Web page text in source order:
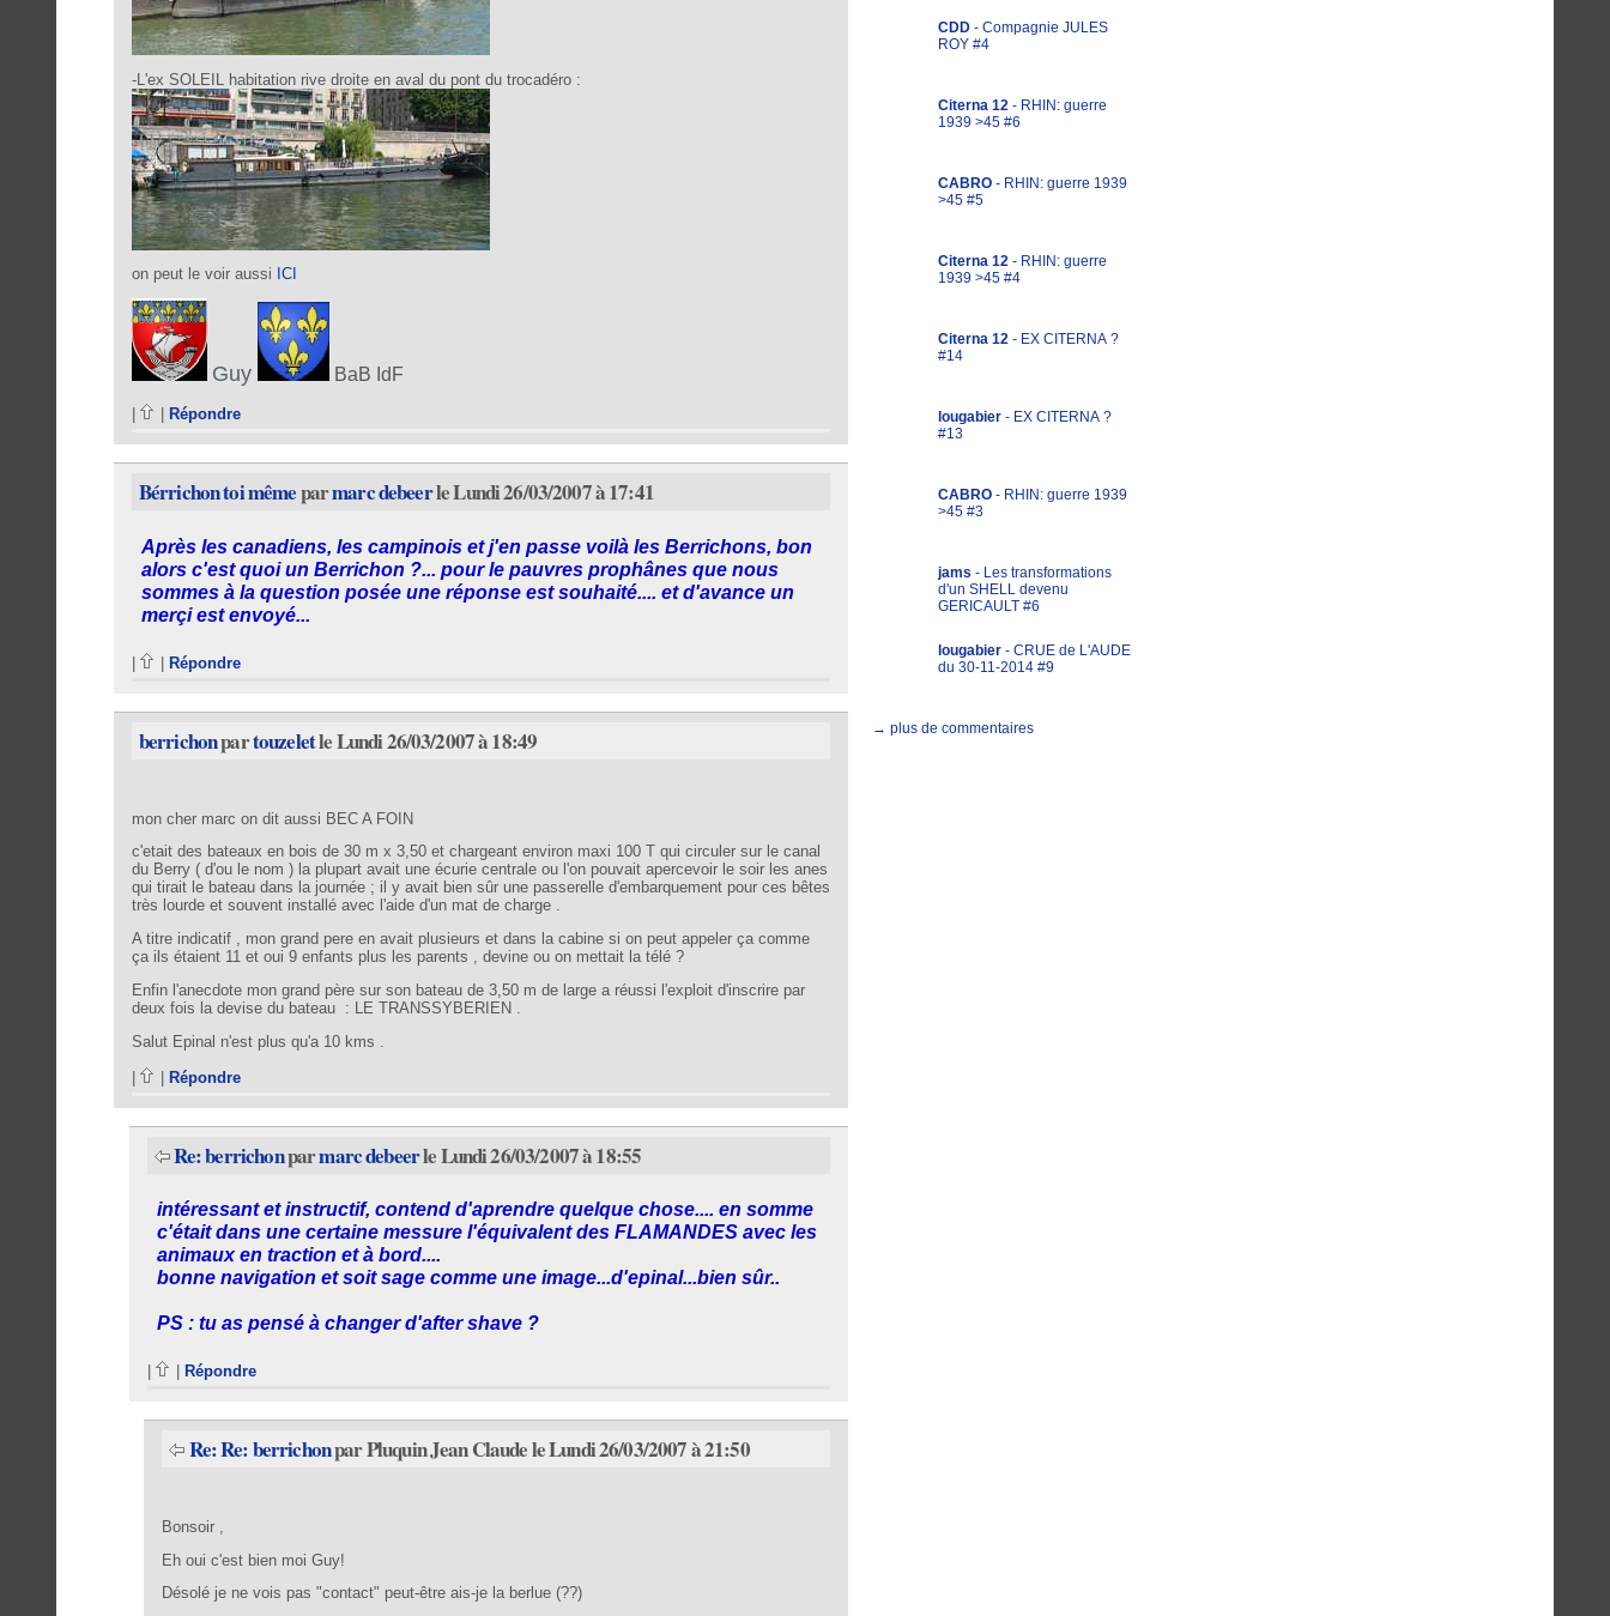
-L'ex SOLEIL habitation rive droite en aval du pont du trocadéro :
on peut le voir aussi ICI
Guy BaB IdF
Répondre
Bérrichon toi mêmeparmarc debeerle Lundi 26/03/2007 à 17:41
Après les canadiens, les campinois et j'en passe voilà les Berrichons, bon
alors c'est quoi un Berrichon ?... pour le pauvres prophânes que nous
sommes à la question posée une réponse est souhaité.... et d'avance un
merçi est envoyé...
Répondre
berrichonpartouzeletle Lundi 26/03/2007 à 18:49
mon cher marc on dit aussi BEC A FOIN
c'etait des bateaux en bois de 30 m x 3,50 et chargeant environ maxi 100 T qui circuler sur le canal
du Berry ( d'ou le nom ) la plupart avait une écurie centrale ou l'on pouvait apercevoir le soir les anes
qui tirait le bateau dans la journée ; il y avait bien sûr une passerelle d'embarquement pour ces bêtes
très lourde et souvent installé avec l'aide d'un mat de charge .
A titre indicatif , mon grand pere en avait plusieurs et dans la cabine si on peut appeler ça comme
ça ils étaient 11 et oui 9 enfants plus les parents , devine ou on mettait la télé ?
Enfin l'anecdote mon grand père sur son bateau de 3,50 m de large a réussi l'exploit d'inscrire par
deux fois la devise du bateau : LE TRANSSYBERIEN .
Salut Epinal n'est plus qu'a 10 kms .
|
| Répondre
Re: berrichonparmarc debeerle Lundi 26/03/2007 à 18:55
intéressant et instructif, contend d'aprendre quelque chose.... en somme
c'était dans une certaine messure l'équivalent des FLAMANDES avec les
animaux en traction et à bord....
bonne navigation et soit sage comme une image...d'epinal...bien sûr..
PS : tu as pensé à changer d'after shave ?
Répondre
Re: Re: berrichonpar Pluquin Jean Claude le Lundi 26/03/2007 à 21:50
Bonsoir ,
Eh oui c'est bien moi Guy!
Désolé je ne vois pas "contact" peut-être ais-je la berlue (??)
CDD - Compagnie JULES
ROY #4
Citerna 12 - RHIN: guerre
1939 >45 #6
CABRO - RHIN: guerre 1939
>45 #5
Citerna 12 - RHIN: guerre
1939 >45 #4
Citerna 12 - EX CITERNA ?
#14
lougabier - EX CITERNA ?
#13
CABRO - RHIN: guerre 1939
>45 #3
jams - Les transformations
d'un SHELL devenu
GERICAULT #6
lougabier - CRUE de L'AUDE
du 30-11-2014 #9
→ plus de commentaires